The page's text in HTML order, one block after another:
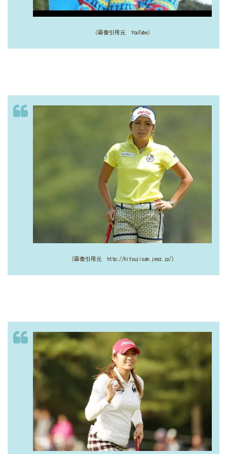
（画像引用元 YouTube）
（画像引用元 http://hitsujisan.jeez.jp/）